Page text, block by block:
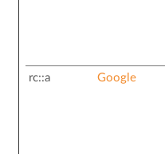
rc::a Google